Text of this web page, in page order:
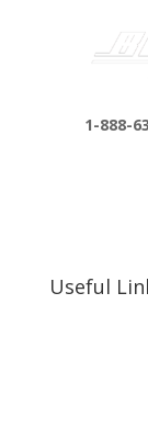
1-888-
Useful